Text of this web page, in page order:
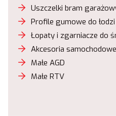
Uszczelki bram
Profile gumowe do łodzi
Łopaty i zgarniacze do
Akcesoria samochodowe
Małe AGD
Małe RTV